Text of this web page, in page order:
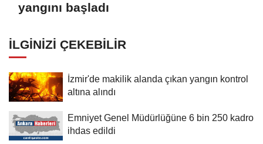
yangını başladı
İLGINIZI ÇEKEBILIR
İzmir'de makilik alanda çıkan yangın kontrol
altına alındı
Emniyet Genel Müdürlüğüne 6 bin 250 kadro
ihdas edildi